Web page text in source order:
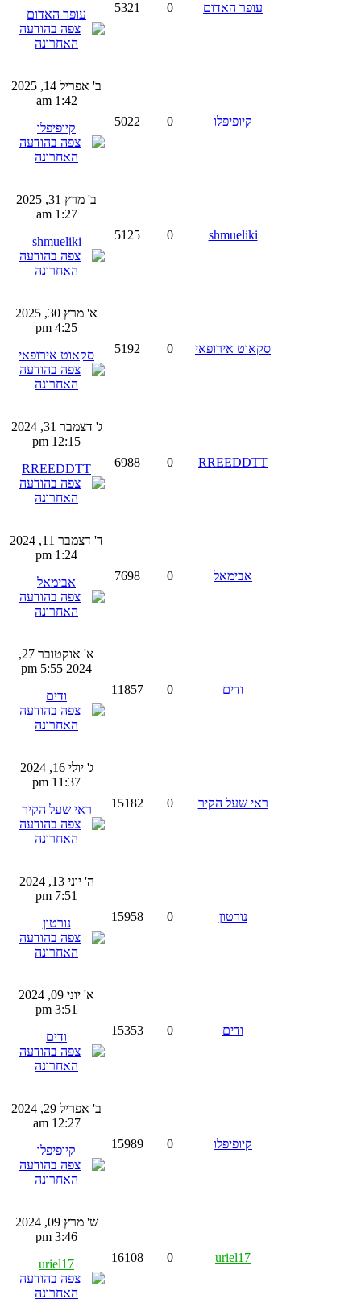
עופר האדום 0
5321
עופר האדום
קיופיפלו 0
5022
ב' אפריל 14, 2025
1:42 am
קיופיפלו
shmueliki
0
5125
ב' מרץ 31, 2025
1:27 am
shmueliki
סקאוט אירופאי 0
5192
א' מרץ 30, 2025
4:25 pm
סקאוט אירופאי
RREEDDTT
0
6988
ג' דצמבר 31, 2024
12:15 pm
RREEDDTT
אבימאל 0
7698
ד' דצמבר 11, 2024
1:24 pm
אבימאל
ודים 0
11857
א' אוקטובר 27,
2024 5:55 pm
ודים
ראי שעל הקיר 0
15182
ג' יולי 16, 2024
11:37 pm
ראי שעל הקיר
נורטון 0
15958
ה' יוני 13, 2024
7:51 pm
נורטון
ודים 0
15353
א' יוני 09, 2024
3:51 pm
ודים
קיופיפלו 0
15989
ב' אפריל 29, 2024
12:27 am
קיופיפלו
uriel17
0
16108
ש' מרץ 09, 2024
3:46 pm
uriel17